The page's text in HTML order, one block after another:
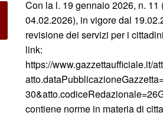
Con la l. 19 gennaio 2026, n.
04.02.2026), in vigore dal
revisione dei servizi per i
link:
https://www.gazzettaufficiale.it/
contiene norme in materia di